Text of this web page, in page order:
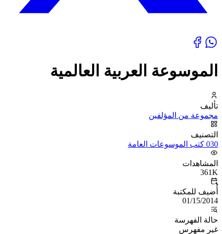
الموسوعة العربية العالمية
تأليف
مجموعة من المؤلفين
التصنيف
030 كتب الموسوعات العامة
المشاهدات
361K
أُضيف للمكتبة
01/15/2014
حالة الفهرسة
غير مفهرس